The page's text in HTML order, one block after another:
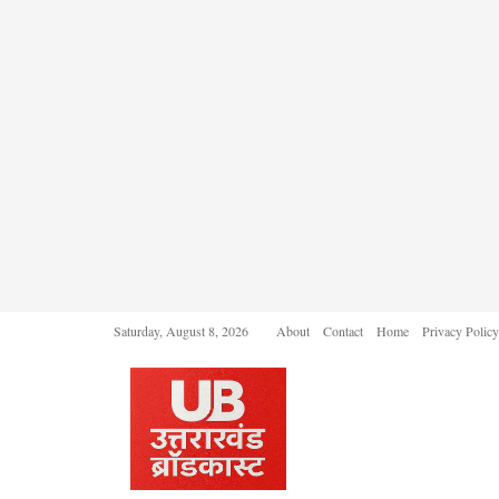
Saturday, August 8, 2026 About Contact Home Privacy Policy